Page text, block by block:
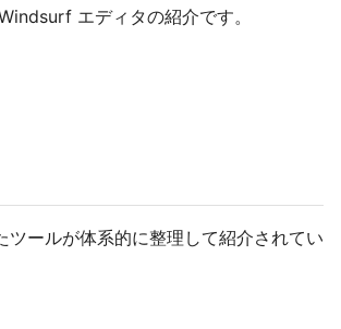
エディタの紹介です。
ツールが体系的に整理して紹介されてい